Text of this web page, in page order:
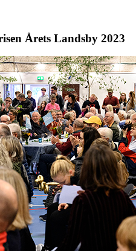
Årets Landsby 2023